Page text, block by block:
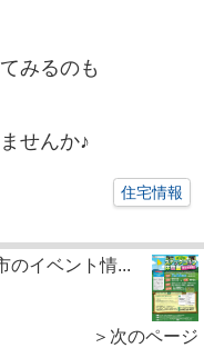
みるのも
せんか♪
住宅情報
のイベント情...
＞次のページ